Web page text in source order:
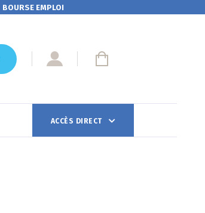
BOURSE EMPLOI
ACCÈS DIRECT